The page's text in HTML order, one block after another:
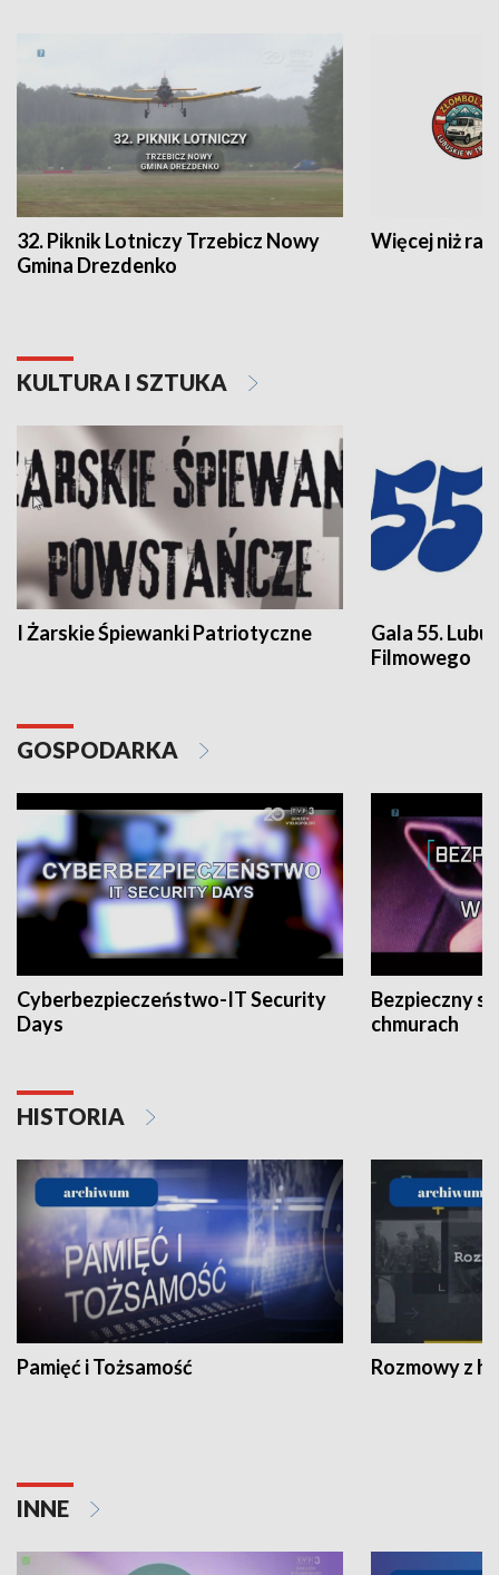
32. Piknik Lotniczy Trzebicz Nowy
Gmina Drezdenko
Więcej niż rajd
KULTURA I SZTUKA
I Żarskie Śpiewanki Patriotyczne
Gala 55.
Filmowego
GOSPODARKA
Cyberbezpieczeństwo-IT Security
Days
Bezpieczny
chmurach
HISTORIA
Pamięć i Tożsamość Rozmowy z
INNE